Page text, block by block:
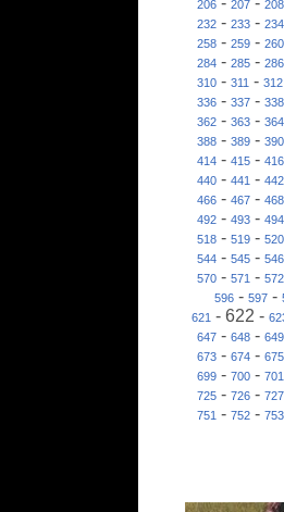
206 207 208
232- 233- 234
258- 259- 260
284- 285- 286
310 - 311 - 312
336- 337- 338
362- 363- 364
388 - 389 - 390
414- 415- 416
440- 441- 442
466- 467- 468
492 - 493 - 494
518- 519- 520
544- 545- 546
570- 571- 572
596- 597-
621 - 622 -
647- 648- 649
673- 674- 675
699 - 700 - 701
725- 726- 727
751- 752- 753